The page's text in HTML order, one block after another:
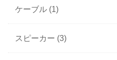
ケーブル (1)
スピーカー (3)